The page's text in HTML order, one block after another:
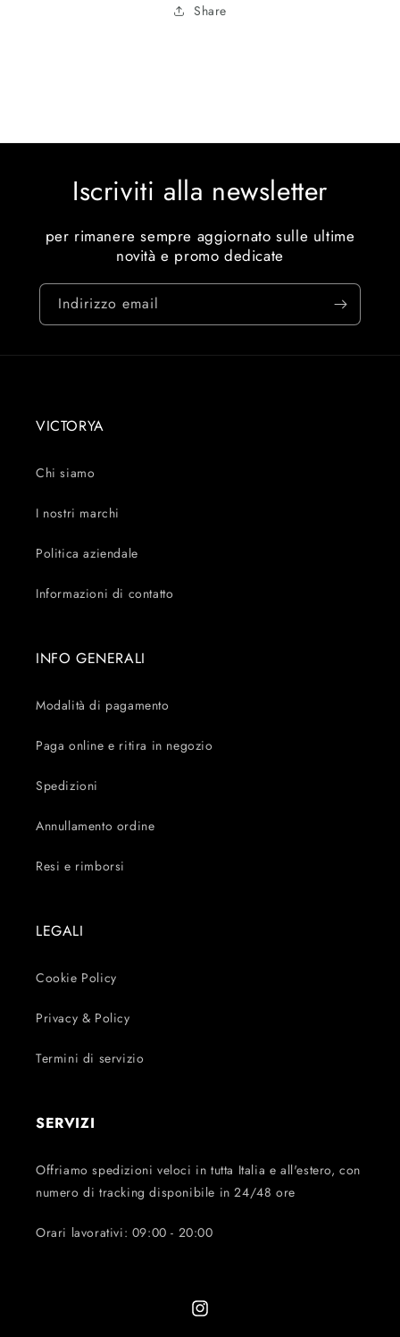
Share
Iscriviti alla newsletter
per rimanere sempre aggiornato sulle ultime
novità e promo dedicate
Indirizzo email
VICTORYA
Chi siamo
I nostri marchi
Politica aziendale
Informazioni di contatto
INFO GENERALI
Modalità di pagamento
Paga online e ritira in negozio
Spedizioni
Annullamento ordine
Resi e rimborsi
LEGALI
Cookie Policy
Privacy & Policy
Termini di servizio
SERVIZI
Offriamo spedizioni veloci in tutta Italia e all'estero, con
numero di tracking disponibile in 24/48 ore
Orari lavorativi: 09:00 - 20:00
Instagram